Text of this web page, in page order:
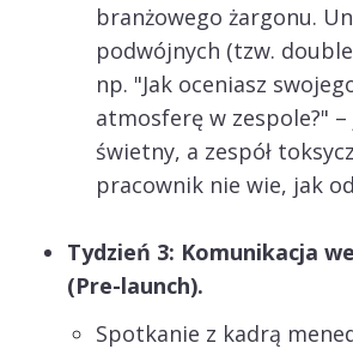
branżowego żargonu.
podwójnych (tzw.
np. "Jak oceniasz
atmosferę w zespole?"
świetny, a zespół
pracownik nie wie, jak
Tydzień 3: Komunikacja
(Pre-launch).
Spotkanie z kadrą